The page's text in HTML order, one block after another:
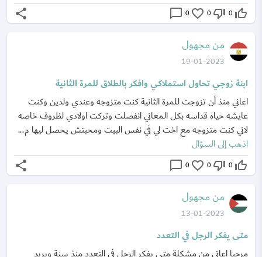
thumb_up_off_alt
0
thumb_down_off_alt
0
favorite_border
0
chat_bubble_outline
share
من مجهول
19-01-2023
ابنة زوجي تحاول استملاكي وافكر بالطلاق للمرة الثانية
اعاني منذ أن تزوجت للمرة الثانية كنت متزوجه وعندي ولدين وكنت
عايشه حياه قداسه بكل المعاني انفصلت وتركت اولادي لظروف خاصه
لاني كنت متزوجه مع اخت لي في نفس البيت ومحبتش يحصل ليها م...
اذهب إلى السؤال
thumb_up_off_alt
0
thumb_down_off_alt
0
favorite_border
0
chat_bubble_outline
share
من مجهول
13-01-2023
متى يفكر الرجل في التعدد
مرحبا اعاني من مشكلة متى يفكر الرجل في التعدد منذ سنة ويريد